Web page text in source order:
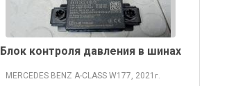
Блок контроля давления в шинах
MERCEDES BENZ A-CLASS W177, 2021 г.